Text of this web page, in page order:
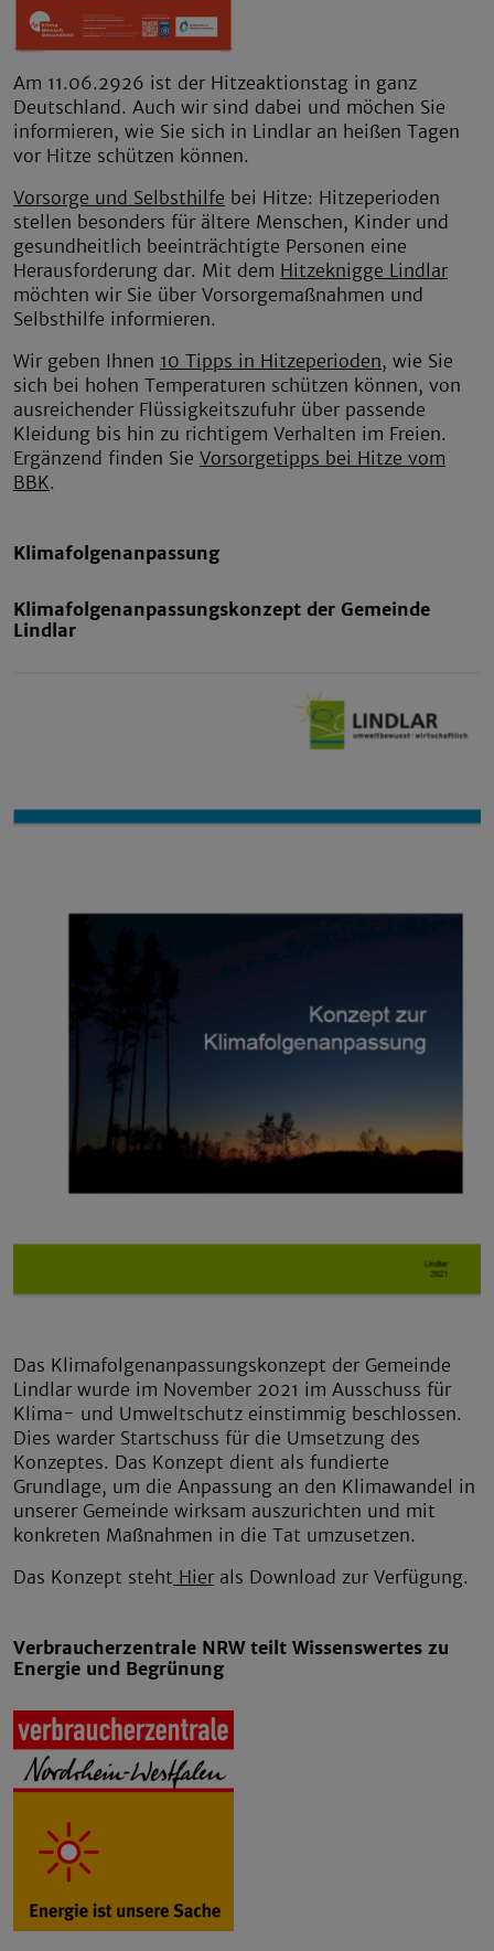
Am 11.06.2926 ist der Hitzeaktionstag in ganz
Deutschland. Auch wir sind dabei und möchen Sie
informieren, wie Sie sich in Lindlar an heißen Tagen
vor Hitze schützen können.
Vorsorge und Selbsthilfe bei Hitze: Hitzeperioden
stellen besonders für ältere Menschen, Kinder und
gesundheitlich beeinträchtigte Personen eine
Herausforderung dar. Mit dem Hitzeknigge Lindlar
möchten wir Sie über Vorsorgemaßnahmen und
Selbsthilfe informieren.
Wir geben Ihnen 10 Tipps in Hitzeperioden, wie Sie
sich bei hohen Temperaturen schützen können, von
ausreichender Flüssigkeitszufuhr über passende
Kleidung bis hin zu richtigem Verhalten im Freien.
Ergänzend finden Sie Vorsorgetipps bei Hitze vom
BBK.
Klimafolgenanpassung
Klimafolgenanpassungskonzept der Gemeinde
Lindlar
Das Klimafolgenanpassungskonzept der Gemeinde
Lindlar wurde im November 2021 im Ausschuss für
Klima- und Umweltschutz einstimmig beschlossen.
Dies warder Startschuss für die Umsetzung des
Konzeptes. Das Konzept dient als fundierte
Grundlage, um die Anpassung an den Klimawandel in
unserer Gemeinde wirksam auszurichten und mit
konkreten Maßnahmen in die Tat umzusetzen.
Das Konzept steht Hierals Download zur Verfügung.
Verbraucherzentrale NRW teilt Wissenswertes zu
Energie und Begrünung